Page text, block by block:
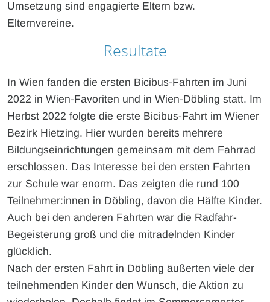
Umsetzung sind engagierte Eltern bzw.
Elternvereine.
Resultate
In Wien fanden die ersten Bicibus-Fahrten im Juni
2022 in Wien-Favoriten und in Wien-Döbling statt. Im
Herbst 2022 folgte die erste Bicibus-Fahrt im Wiener
Bezirk Hietzing. Hier wurden bereits mehrere
Bildungseinrichtungen gemeinsam mit dem Fahrrad
erschlossen. Das Interesse bei den ersten Fahrten
zur Schule war enorm. Das zeigten die rund 100
Teilnehmer:innen in Döbling, davon die Hälfte Kinder.
Auch bei den anderen Fahrten war die Radfahr-
Begeisterung groß und die mitradelnden Kinder
glücklich.
Nach der ersten Fahrt in Döbling äußerten viele der
teilnehmenden Kinder den Wunsch, die Aktion zu